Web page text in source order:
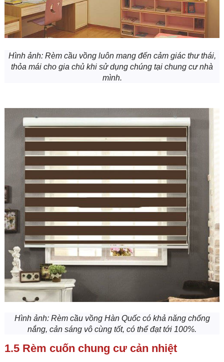
Hình ảnh: Rèm cầu vồng luôn mang đến cảm giác thư thái,
thỏa mái cho gia chủ khi sử dụng chúng tại chung cư nhà
mình.
Hình ảnh: Rèm cầu vồng Hàn Quốc có khả năng chống
nắng, cản sáng vô cùng tốt, có thể đạt tới 100%.
1.5 Rèm cuốn chung cư cản nhiệt